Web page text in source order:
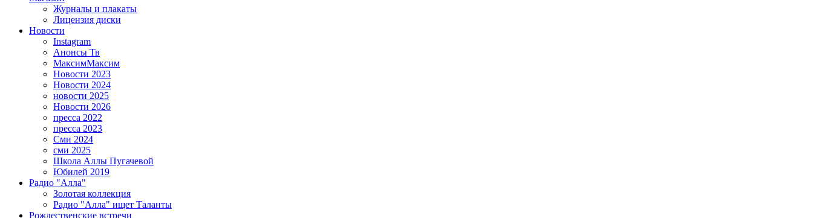
Журналы и плакаты
Лицензия диски
Новости
Instagram
Анонсы Тв
МаксимМаксим
Новости 2023
Новости 2024
новости 2025
Новости 2026
пресса 2022
пресса 2023
Сми 2024
сми 2025
Школа Аллы Пугачевой
Юбилей 2019
Радио "Алла"
Золотая коллекция
Радио "Алла" ищет Таланты
Рождественские встречи